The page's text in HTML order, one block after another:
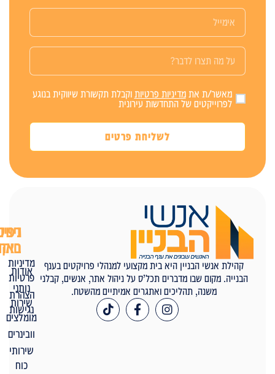
מאשר/ת אתמדיניות פרטיותוקבלת תקשורת שיווקית בנוגע
לפרוייקטים של התחדשות עירונית
לשליחת פרטים
קהילת אנשי הבניין היא בית מקצועי למנהלי פרויקטים בענף
הבנייה. מקום שבו מדברים תכל’ס על ניהול אתר, אנשים, קבלני
משנה, תהליכים ואתגרים אמיתיים מהשטח.
ניווט
באתר
אודות
נותני
שירות
מומלצים
וובינרים
שירותי
דפים
חוקיים
מדיניות
פרטיות
הצהרת
נגישות